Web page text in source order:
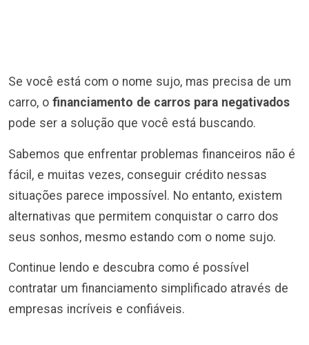
Se você está com o nome sujo, mas precisa de um
carro, o financiamento de carros para negativados
pode ser a solução que você está buscando.
Sabemos que enfrentar problemas financeiros não é
fácil, e muitas vezes, conseguir crédito nessas
situações parece impossível. No entanto, existem
alternativas que permitem conquistar o carro dos
seus sonhos, mesmo estando com o nome sujo.
Continue lendo e descubra como é possível
contratar um financiamento simplificado através de
empresas incríveis e confiáveis.